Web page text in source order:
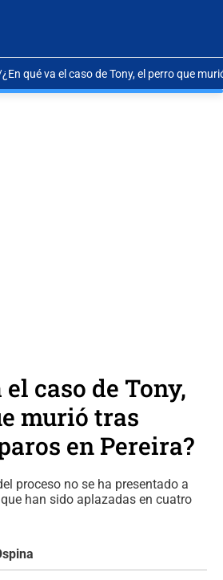
¿En qué va el caso de Tony, el perro que
el caso de Tony,
murió tras
en Pereira?
proceso no se ha presentado a
han sido aplazadas en cuatro